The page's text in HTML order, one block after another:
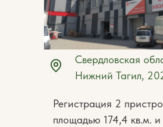
Свердловская
Нижний Тагил,
Регистрация 2
площадью 174,4 кв.м. и